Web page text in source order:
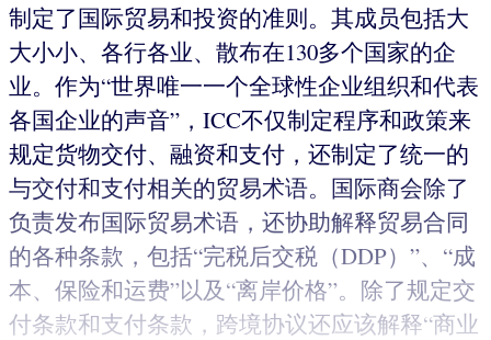
制定了国际贸易和投资的准则。其成员包括大
大小小、各行各业、散布在130多个国家的企
业。作为“世界唯一一个全球性企业组织和代表
各国企业的声音”，ICC不仅制定程序和政策来
规定货物交付、融资和支付，还制定了统一的
与交付和支付相关的贸易术语。国际商会除了
负责发布国际贸易术语，还协助解释贸易合同
的各种条款，包括“完税后交税（DDP）”、“成
本、保险和运费”以及“离岸价格”。除了规定交
付条款和支付条款，跨境协议还应该解释“商业